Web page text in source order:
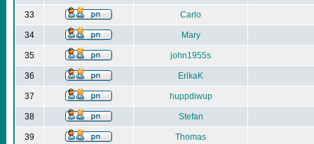
33 Carlo
34 Mary
35 john1955s
36 ErikaK
37 huppdiwup
38 Stefan
39 Thomas